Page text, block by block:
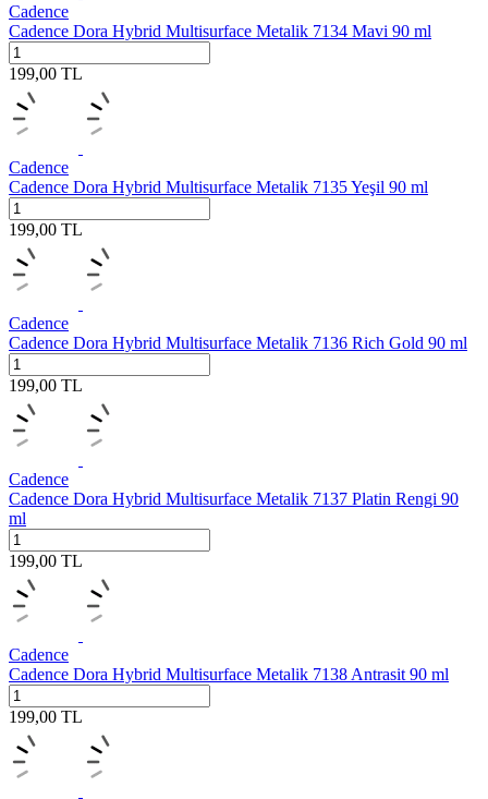
Cadence
Cadence Dora Hybrid Multisurface Metalik 7134 Mavi 90 ml
199,00 TL
Cadence
Cadence Dora Hybrid Multisurface Metalik 7135 Yeşil 90 ml
199,00 TL
Cadence
Cadence Dora Hybrid Multisurface Metalik 7136 Rich Gold 90 ml
199,00 TL
Cadence
Cadence Dora Hybrid Multisurface Metalik 7137 Platin Rengi 90
ml
199,00 TL
Cadence
Cadence Dora Hybrid Multisurface Metalik 7138 Antrasit 90 ml
199,00 TL